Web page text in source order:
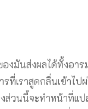
องมันส่งผลได้ทั้งอ
ที่เราสูดกลิ่นเข้าไ
วนนี้จะทำหน้าที่แ